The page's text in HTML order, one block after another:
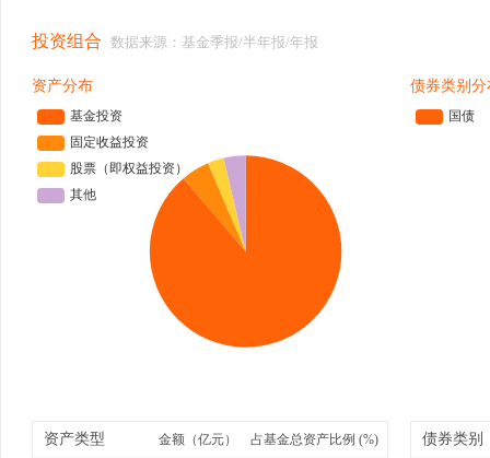
投资组合 数据来源：基金季报/半年报/年报
资产分布
资产类型 金额（亿元） 占基金总资产比例 (%)
债券类别分
债券类别